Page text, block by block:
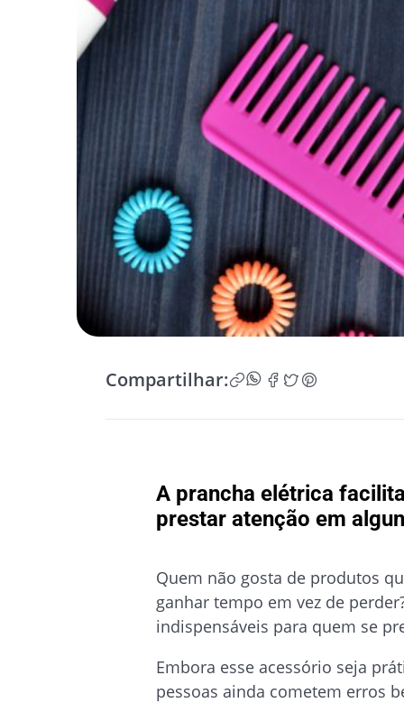
Compartilhar:
A prancha elétrica
prestar atenção em
Quem não gosta de produtos
ganhar tempo em vez de
indispensáveis para quem se
Embora esse acessório seja
pessoas ainda cometem erros